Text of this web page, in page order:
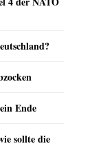
Ende
sollte die